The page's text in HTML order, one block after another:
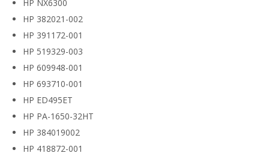
HP NX6300
HP 382021-002
HP 391172-001
HP 519329-003
HP 609948-001
HP 693710-001
HP ED495ET
HP PA-1650-32HT
HP 384019002
HP 418872-001